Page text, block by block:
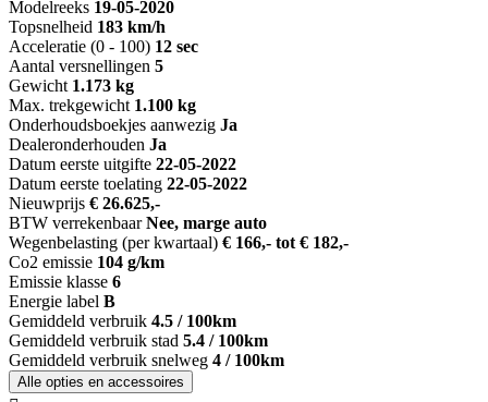
Modelreeks 19-05-2020
Topsnelheid 183 km/h
Acceleratie (0 - 100) 12 sec
Aantal versnellingen 5
Gewicht 1.173 kg
Max. trekgewicht 1.100 kg
Onderhoudsboekjes aanwezig Ja
Dealeronderhouden Ja
Datum eerste uitgifte 22-05-2022
Datum eerste toelating 22-05-2022
Nieuwprijs € 26.625,-
BTW verrekenbaar Nee, marge auto
Wegenbelasting (per kwartaal) € 166,- tot € 182,-
Co2 emissie 104 g/km
Emissie klasse 6
Energie label B
Gemiddeld verbruik 4.5 / 100km
Gemiddeld verbruik stad 5.4 / 100km
Gemiddeld verbruik snelweg 4 / 100km
Alle opties en accessoires